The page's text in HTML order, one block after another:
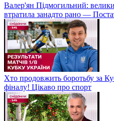
Валер'ян Підмогильний:
втратила занадто рано —
Хто продовжить боротьбу за
фіналу! Цікаво про спорт